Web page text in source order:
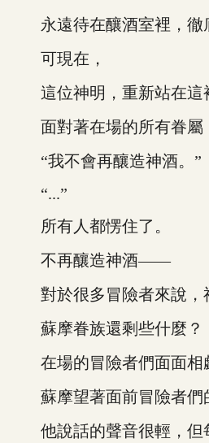
永遠待在釀酒室裡，徹
可現在，
這位神明，重新站在這
面對著在場的所有眷屬，
“我不會再釀造神酒。”
“...”
所有人都愣住了。
不再釀造神酒——
對於很多冒險者來說，神
蘇摩眷族還剩些什麼？
在場的冒險者們面面相覷
蘇摩望著面前冒險者們
他說話的聲音很輕，但每